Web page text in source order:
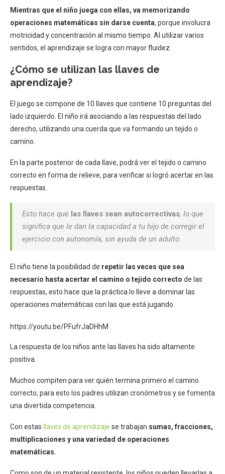
Mientras que el niño juega con ellas, va memorizando
operaciones matemáticas sin darse cuenta, porque involucra
motricidad y concentración al mismo tiempo. Al utilizar varios
sentidos, el aprendizaje se logra con mayor fluidez.
¿Cómo se utilizan las llaves de
aprendizaje?
El juego se compone de 10 llaves que contiene 10 preguntas del
lado izquierdo. El niño irá asociando a las respuestas del lado
derecho, utilizando una cuerda que va formando un tejido o
camino.
En la parte posterior de cada llave, podrá ver el tejido o camino
correcto en forma de relieve, para verificar si logró acertar en las
respuestas.
Esto hace que las llaves sean autocorrectivas, lo que
significa que le dan la capacidad a tu hijo de corregir el
ejercicio con autonomía, sin ayuda de un adulto.
El niño tiene la posibilidad de repetir las veces que sea
necesario hasta acertar el camino o tejido correcto de las
respuestas, esto hace que la práctica lo lleve a dominar las
operaciones matemáticas con las que está jugando.
https://youtu.be/PFufrJaDHhM
La respuesta de los niños ante las llaves ha sido altamente
positiva.
Muchos compiten para ver quién termina primero el camino
correcto; para esto los padres utilizan cronómetros y se fomenta
una divertida competencia.
Con estas llaves de aprendizaje se trabajan sumas, fracciones,
multiplicaciones y una variedad de operaciones
matemáticas.